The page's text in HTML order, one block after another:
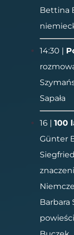
Bettina
14:30 |
Sapała
16 | 100
Günter
Barbara